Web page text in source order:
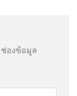
ช่องข้อมูล